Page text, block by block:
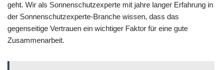
geht. Wir als Sonnenschutzexperte mit jahre langer Erfahrung in
der Sonnenschutzexperte-Branche wissen, dass das
gegenseitige Vertrauen ein wichtiger Faktor für eine gute
Zusammenarbeit.